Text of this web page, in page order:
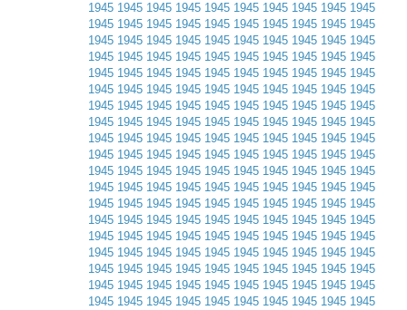
1945 1945 1945 1945 1945 1945 1945 1945 1945 1945
1945 1945 1945 1945 1945 1945 1945 1945 1945 1945
1945 1945 1945 1945 1945 1945 1945 1945 1945 1945
1945 1945 1945 1945 1945 1945 1945 1945 1945 1945
1945 1945 1945 1945 1945 1945 1945 1945 1945 1945
1945 1945 1945 1945 1945 1945 1945 1945 1945 1945
1945 1945 1945 1945 1945 1945 1945 1945 1945 1945
1945 1945 1945 1945 1945 1945 1945 1945 1945 1945
1945 1945 1945 1945 1945 1945 1945 1945 1945 1945
1945 1945 1945 1945 1945 1945 1945 1945 1945 1945
1945 1945 1945 1945 1945 1945 1945 1945 1945 1945
1945 1945 1945 1945 1945 1945 1945 1945 1945 1945
1945 1945 1945 1945 1945 1945 1945 1945 1945 1945
1945 1945 1945 1945 1945 1945 1945 1945 1945 1945
1945 1945 1945 1945 1945 1945 1945 1945 1945 1945
1945 1945 1945 1945 1945 1945 1945 1945 1945 1945
1945 1945 1945 1945 1945 1945 1945 1945 1945 1945
1945 1945 1945 1945 1945 1945 1945 1945 1945 1945
1945 1945 1945 1945 1945 1945 1945 1945 1945 1945